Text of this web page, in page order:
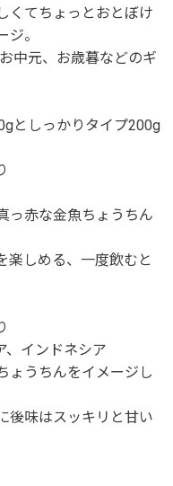
くてちょっとおとぼけ
。
中元、お歳暮などのギ
としっかりタイプ200g
っ赤な金魚ちょうちん
楽しめる、一度飲むと
、インドネシア
ょうちんをイメージし
後味はスッキリと甘い